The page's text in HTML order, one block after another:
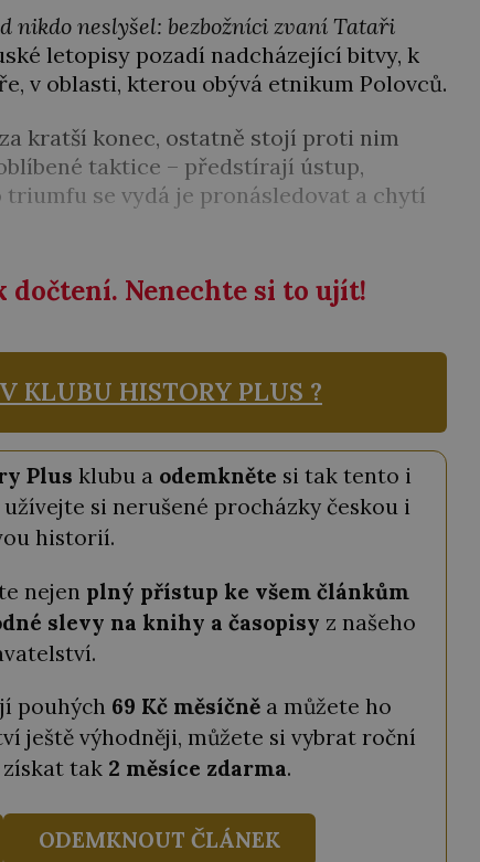
nikdo neslyšel: bezbožníci zvaní Tataři
letopisy pozadí nadcházející bitvy, k
v oblasti, kterou obývá etnikum Polovců.
kratší konec, ostatně stojí proti nim
taktice – předstírají ústup,
se vydá je pronásledovat a chytí
dočtení. Nenechte si to ujít!
KLUBU HISTORY PLUS ?
Plus klubu a odemkněte si tak tento i
si nerušené procházky českou i
historií.
nejen plný přístup ke všem článkům
slevy na knihy a časopisy z našeho
pouhých 69 Kč měsíčně a můžete ho
ještě výhodněji, můžete si vybrat roční
získat tak 2 měsíce zdarma.
ODEMKNOUT ČLÁNEK